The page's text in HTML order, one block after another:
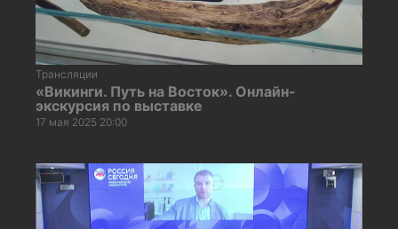
Трансляции
«Викинги. Путь на Восток». Онлайн-
экскурсия по выставке
17 мая 2025 20:00